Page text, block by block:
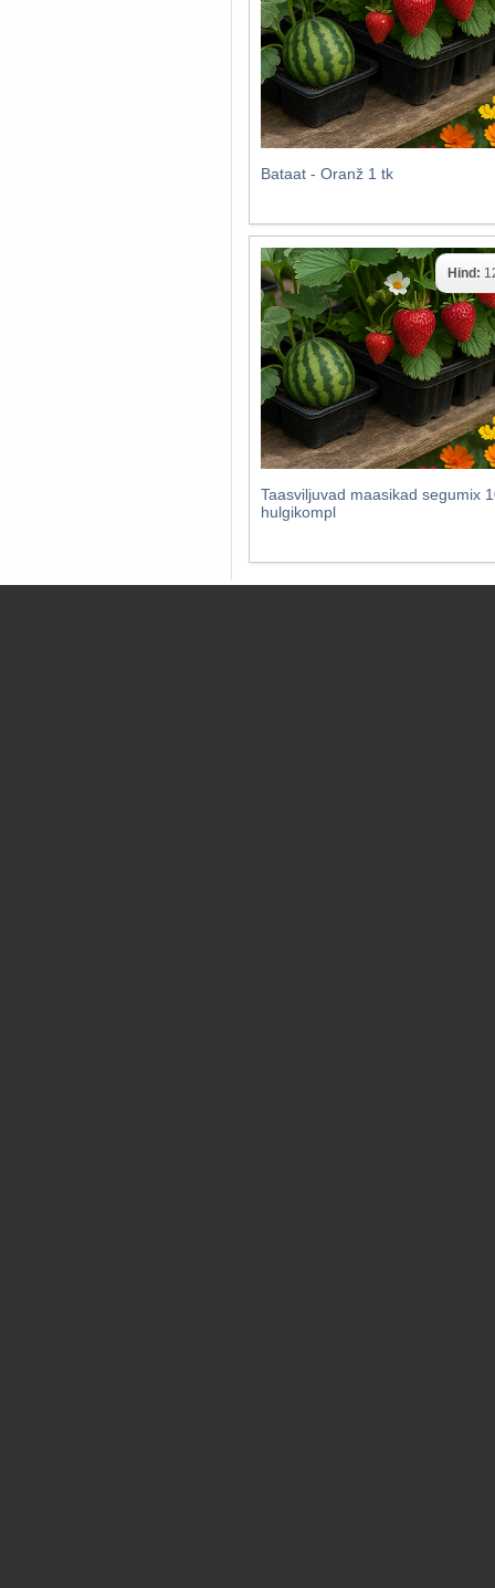
Bataat - Oranž 1 tk
Taasviljuvad maasikad segumix
hulgikompl
Hind: